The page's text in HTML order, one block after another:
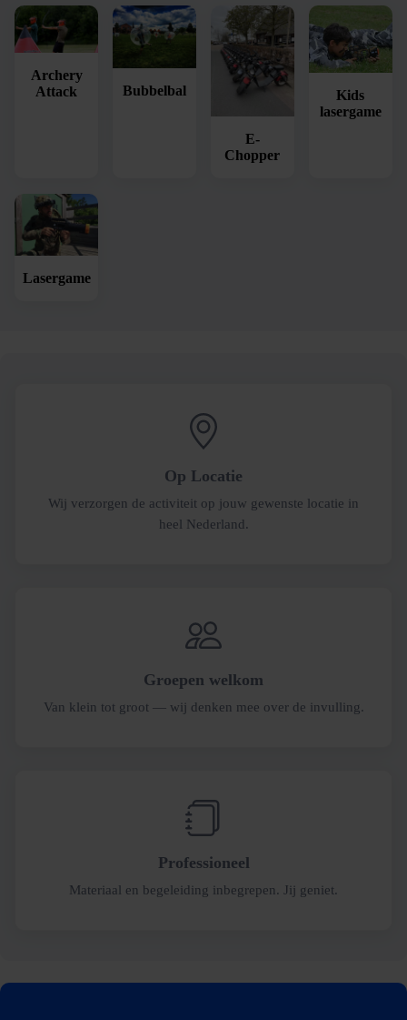
Archery
Attack
Bubbelbal
E-
Chopper
Kids
lasergame
Lasergame
Op Locatie
Wij verzorgen de activiteit op jouw gewenste locatie in
heel Nederland.
Groepen welkom
Van klein tot groot — wij denken mee over de invulling.
Professioneel
Materiaal en begeleiding inbegrepen. Jij geniet.